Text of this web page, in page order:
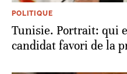
POLITIQUE
Tunisie. Portrait: qui
candidat favori de la